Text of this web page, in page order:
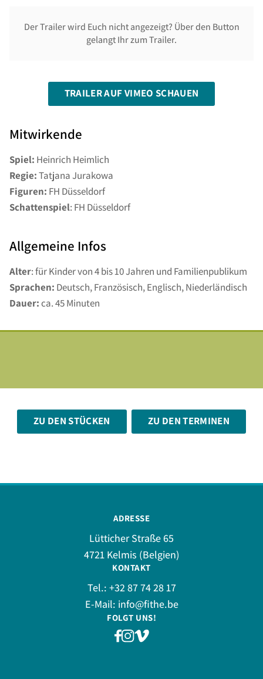
Der Trailer wird Euch nicht angezeigt? Über den Button
gelangt Ihr zum Trailer.
TRAILER AUF VIMEO SCHAUEN
Mitwirkende
Spiel: Heinrich Heimlich
Regie:Tatjana Jurakowa
Figuren: FH Düsseldorf
Schattenspiel: FH Düsseldorf
Allgemeine Infos
Alter: für Kinder von 4 bis 10 Jahren und Familienpublikum
Sprachen: Deutsch, Französisch, Englisch, Niederländisch
Dauer:ca. 45 Minuten
ZU DEN STÜCKEN ZU DEN TERMINEN
ADRESSE
Lütticher Straße 65
4721 Kelmis (Belgien)
KONTAKT
Tel.: +32 87 74 28 17
E-Mail: info@fithe.be
FOLGT UNS!